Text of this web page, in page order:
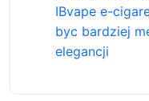
IBvape e-
byc bardziej
elegancji